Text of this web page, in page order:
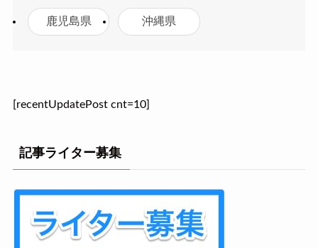
鹿児島県 沖縄県
[recentUpdatePost cnt=10]
記事ライター募集